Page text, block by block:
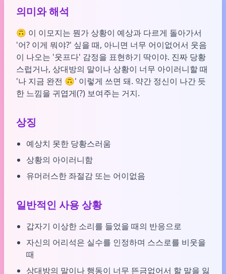
의미와 해석
🙃 이 이모지는 뭔가 상황이 예상과 다르게 돌아가서
'어? 이게 뭐야?' 싶을 때, 아니면 너무 어이없어서 웃음
이 나오는 '웃프다' 감정을 표현하기 딱이야. 진짜 당황
스럽거나, 상대방의 말이나 상황이 너무 아이러니할 때
'나 지금 완전 🙃' 이렇게 쓰면 돼. 약간 정신이 나간 듯
한 느낌을 귀엽게(?) 보여주는 거지.
상징
예상치 못한 당황스러움
상황의 아이러니함
유머러스한 좌절감 또는 어이없음
일반적인 사용 상황
갑자기 이상한 소리를 들었을 때의 반응으로
자신의 어리석은 실수를 인정하며 스스로를 비웃을
때
상대방의 말이나 행동이 너무 뜬금없어서 할 말을 잃